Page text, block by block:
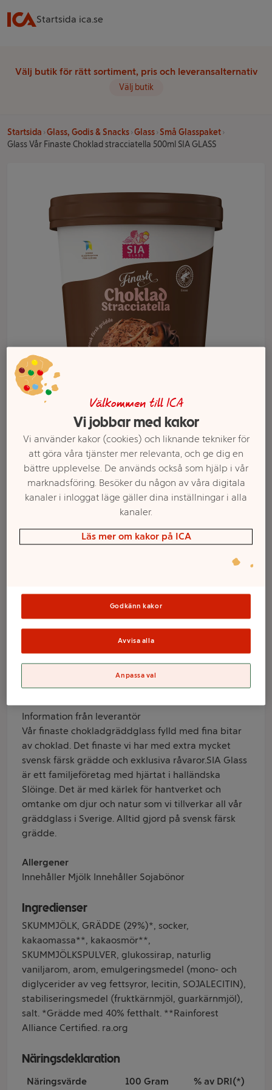
Startsida ica.se
Välj butik för rätt sortiment, pris och leveransalternativ
Välj butik
Startsida Glass, Godis & Snacks Glass Små Glasspaket
Glass Vår Finaste Choklad stracciatella 500ml SIA GLASS
Glass Vår Finaste
Choklad
500ml SIA GLASS
Varumärke
SIA Glass
Information från leverantör
Vår finaste chokladgräddglass fylld med fina bitar
av choklad. Det finaste vi har med extra mycket
svensk färsk grädde och exklusiva råvaror.SIA Glass
är ett familjeföretag med hjärtat i halländska
Slöinge. Det är med kärlek för hantverket och
omtanke om djur och natur som vi tillverkar all vår
gräddglass i Sverige. Alltid gjord på svensk färsk
grädde.
Allergener
Innehåller Mjölk Innehåller Sojabönor
Ingredienser
SKUMMJÖLK, GRÄDDE (29%)*, socker,
kakaomassa**, kakaosmör**,
SKUMMJÖLKSPULVER, glukossirap, naturlig
vaniljarom, arom, emulgeringsmedel (mono- och
diglycerider av veg fettsyror, lecitin, SOJALECITIN),
stabiliseringsmedel (fruktkärnmjöl, guarkärnmjöl),
salt. *Grädde med 40% fetthalt. **Rainforest
Alliance Certified. ra.org
Näringsdeklaration
Näringsvärde 100 Gram % av DRI(*)
Välj butik och handla
Sortimentet kan variera mellan butikerna
Välkommen till ICA
Vi jobbar med kakor
Vi använder kakor (cookies) och liknande tekniker för
att göra våra tjänster mer relevanta, och ge dig en
bättre upplevelse. De används också som hjälp i vår
marknadsföring. Besöker du någon av våra digitala
kanaler i inloggat läge gäller dina inställningar i alla
kanaler.
Läs mer om kakor på ICA
Godkänn kakor
Avvisa alla
Anpassa val